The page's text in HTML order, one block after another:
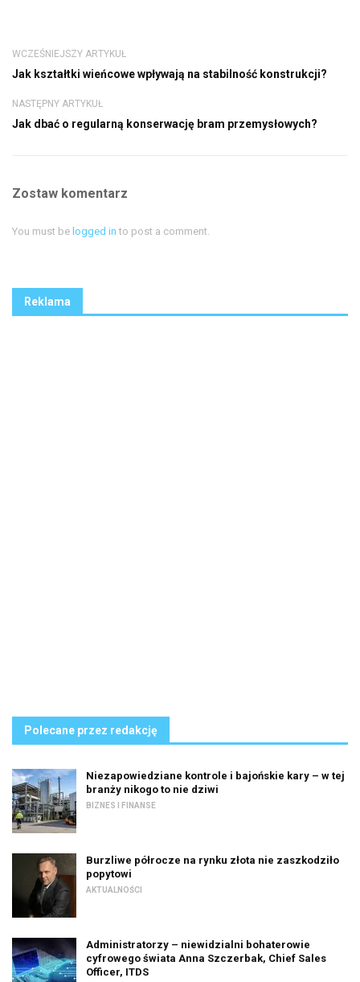
WCZEŚNIEJSZY ARTYKUŁ
Jak kształtki wieńcowe wpływają na stabilność konstrukcji?
NASTĘPNY ARTYKUŁ
Jak dbać o regularną konserwację bram przemysłowych?
Zostaw komentarz
You must be logged in to post a comment.
Reklama
Polecane przez redakcję
Niezapowiedziane kontrole i bajońskie kary – w tej
branży nikogo to nie dziwi
BIZNES I FINANSE
Burzliwe półrocze na rynku złota nie zaszkodziło
popytowi
AKTUALNOŚCI
Administratorzy – niewidzialni bohaterowie
cyfrowego świata Anna Szczerbak, Chief Sales
Officer, ITDS